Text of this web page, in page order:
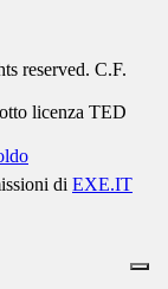
reserved. C.F.
licenza TED
di EXE.IT